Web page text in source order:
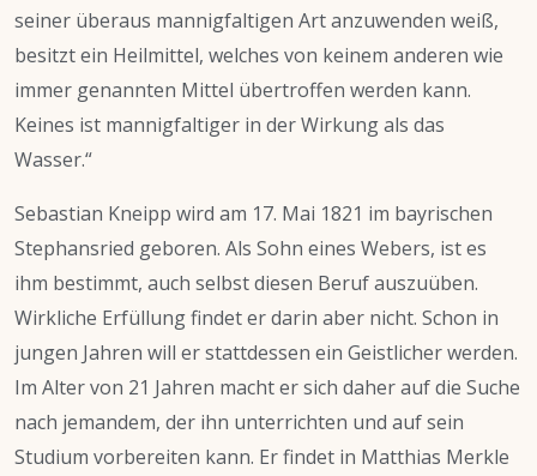
seiner überaus mannigfaltigen Art anzuwenden weiß,
besitzt ein Heilmittel, welches von keinem anderen wie
immer genannten Mittel übertroffen werden kann.
Keines ist mannigfaltiger in der Wirkung als das
Wasser.“
Sebastian Kneipp wird am 17. Mai 1821 im bayrischen
Stephansried geboren. Als Sohn eines Webers, ist es
ihm bestimmt, auch selbst diesen Beruf auszuüben.
Wirkliche Erfüllung findet er darin aber nicht. Schon in
jungen Jahren will er stattdessen ein Geistlicher werden.
Im Alter von 21 Jahren macht er sich daher auf die Suche
nach jemandem, der ihn unterrichten und auf sein
Studium vorbereiten kann. Er findet in Matthias Merkle